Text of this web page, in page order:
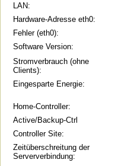
LAN:
Hardware-Adresse eth0:
Fehler (eth0):
Software Version:
Stromverbrauch (ohne
Clients):
Eingesparte Energie:
Home-Controller:
Active/Backup-Ctrl
Controller Site:
Zeitüberschreitung der
Serververbindung: